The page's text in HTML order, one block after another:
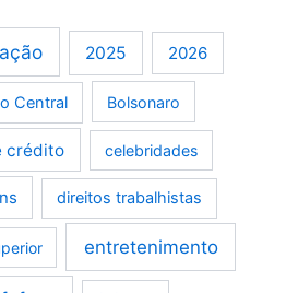
2025 2026
Central Bolsonaro
crédito celebridades
direitos trabalhistas
entretenimento